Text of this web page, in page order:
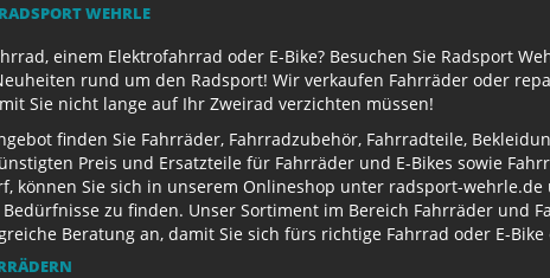
WEHRLE
einem Elektrofahrrad oder E-Bike? Besuchen Sie Radsport
rund um den Radsport! Wir verkaufen Fahrräder oder
Sie nicht lange auf Ihr Zweirad verzichten müssen!
finden Sie Fahrräder, Fahrradzubehör, Fahrradteile,
Preis und Ersatzteile für Fahrräder und E-Bikes sowie
können Sie sich in unserem Onlineshop unter radsport-
zu finden. Unser Sortiment im Bereich Fahrräder und
Beratung an, damit Sie sich fürs richtige Fahrrad oder E-